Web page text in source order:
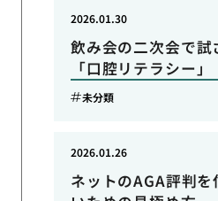
飲み会の二次会で試
「口腔リテラシー」
2026.01.30
未分類
ネットのAGA評判
2026.01.26